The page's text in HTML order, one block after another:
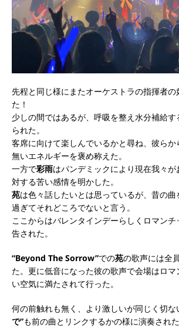
先程と同じ様にまたオーケストラの指揮者
た！
少しの間ではあるが、呼吸を整え水分補給
られた。
客席に向けて楽しんでいるかと尋ね、彼らか
無いエネルギーを褒め称えた。
一方で彩雨はパンデミックにより現在我々
対する苦い感情を明かした。
苑は色々話したいとは思っているが、昔の曲
過ぎてそれどころでないと言う。
ここからはバレンタインデーらしくロマン
告された。
“Beyond The Sorrow”での苑の歌声には全
た。更に低音になった彼の歌声で会場はロ
い空気に満たされて行った。
何の前触れも無く、より激しいが同じく切な
で”も前の曲とリンクするかの様に演奏された